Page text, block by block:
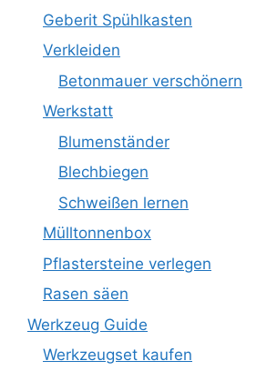
Geberit Spühlkasten
Verkleiden
Betonmauer verschönern
Werkstatt
Blumenständer
Blechbiegen
Schweißen lernen
Mülltonnenbox
Pflastersteine verlegen
Rasen säen
Werkzeug Guide
Werkzeugset kaufen